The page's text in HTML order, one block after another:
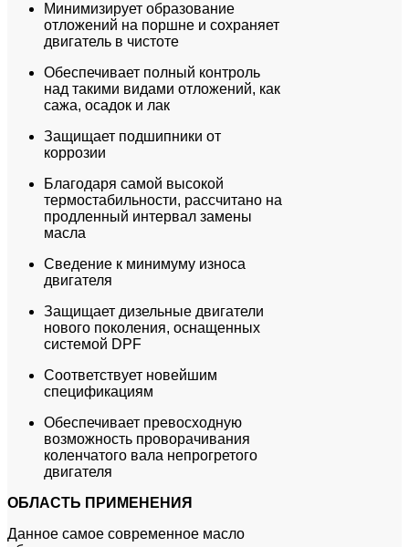
Минимизирует образование
отложений на поршне и сохраняет
двигатель в чистоте
Обеспечивает полный контроль
над такими видами отложений, как
сажа, осадок и лак
Защищает подшипники от
коррозии
Благодаря самой высокой
термостабильности, рассчитано на
продленный интервал замены
масла
Сведение к минимуму износа
двигателя
Защищает дизельные двигатели
нового поколения, оснащенных
системой DPF
Соответствует новейшим
спецификациям
Обеспечивает превосходную
возможность проворачивания
коленчатого вала непрогретого
двигателя
ОБЛАСТЬ ПРИМЕНЕНИЯ
Данное самое современное масло